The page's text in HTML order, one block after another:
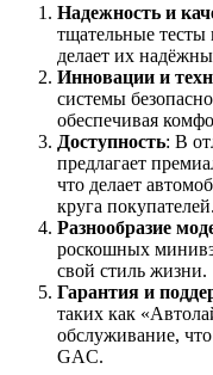
Надежность и
тщательные тесты
делает их
Инновации и
системы
обеспечивая
Доступность: В
предлагает
что делает
круга покупателей.
Разнообразие
роскошных
свой стиль жизни.
Гарантия и
таких как
обслуживание,
GAC.